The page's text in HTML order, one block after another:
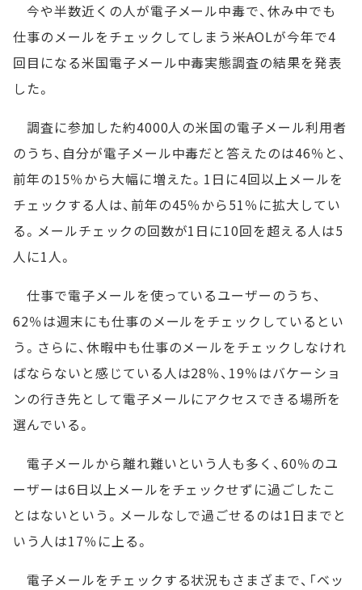
今や半数近くの人が電子メール中毒で、休み中でも
仕事のメールをチェックしてしまう――米AOLが今年で4
回目になる米国電子メール中毒実態調査の結果を発表
した。
調査に参加した約4000人の米国の電子メール利用者
のうち、自分が電子メール中毒だと答えたのは46％と、
前年の15％から大幅に増えた。1日に4回以上メールを
チェックする人は、前年の45％から51％に拡大してい
る。メールチェックの回数が1日に10回を超える人は5
人に1人。
仕事で電子メールを使っているユーザーのうち、
62％は週末にも仕事のメールをチェックしているとい
う。さらに、休暇中も仕事のメールをチェックしなけれ
ばならないと感じている人は28％、19％はバケーショ
ンの行き先として電子メールにアクセスできる場所を
選んでいる。
電子メールから離れ難いという人も多く、60％のユ
ーザーは6日以上メールをチェックせずに過ごしたこ
とはないという。メールなしで過ごせるのは1日までと
いう人は17％に上る。
電子メールをチェックする状況もさまざまで、「ベッ